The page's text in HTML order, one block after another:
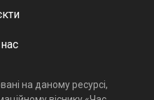
на даному ресурсі,